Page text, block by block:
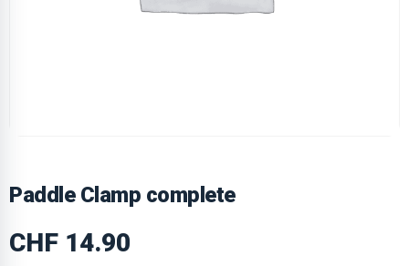
Paddle Clamp complete
CHF 14.90